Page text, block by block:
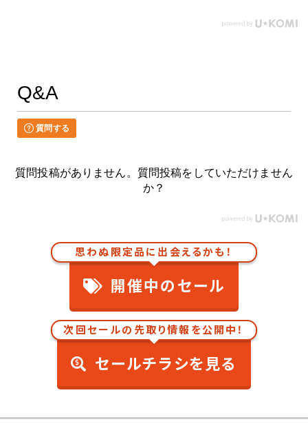
Q&A
質問する
質問投稿がありません。質問投稿をしていただけません
か？
思わぬ限定品に出会えるかも！
開催中のセール
次回セールの先取り情報を公開中！
セールチラシを見る